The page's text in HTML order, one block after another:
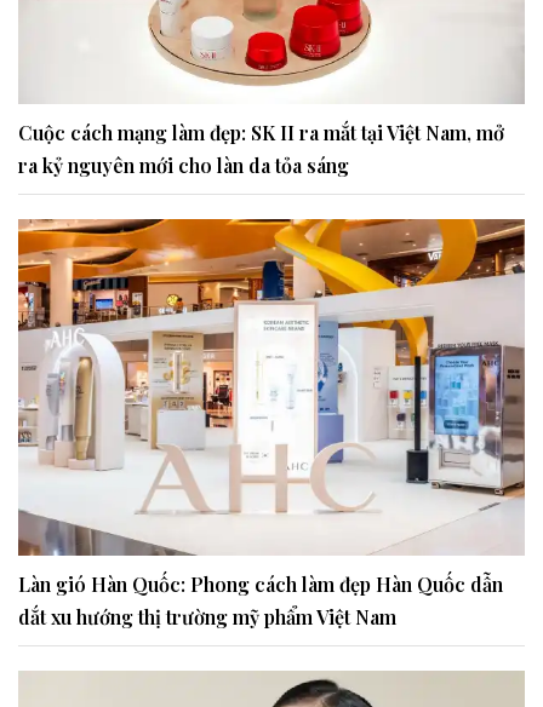
Cuộc cách mạng làm đẹp: SK II ra mắt tại Việt Nam, mở
ra kỷ nguyên mới cho làn da tỏa sáng
Làn gió Hàn Quốc: Phong cách làm đẹp Hàn Quốc dẫn
dắt xu hướng thị trường mỹ phẩm Việt Nam